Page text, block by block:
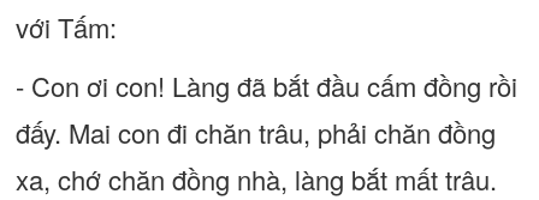
với Tấm:
- Con ơi con! Làng đã bắt đầu cấm đồng rồi
đấy. Mai con đi chăn trâu, phải chăn đồng
xa, chớ chăn đồng nhà, làng bắt mất trâu.